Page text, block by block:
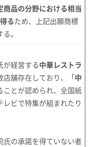
商品の分野における相当
るため、上記出願商標
。
が経営する 中華レストラ
店舗存在しており、「 中
ことが認められ、全国紙
ビで特集が組まれたり
氏の承諾を得ていない者